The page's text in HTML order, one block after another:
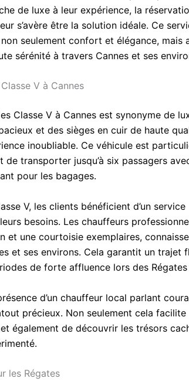
de luxe à leur expérience, la
s’avère être la solution idéale. Ce
seulement confort et élégance, mais
sérénité à travers Cannes et ses
V à Cannes
Classe V à Cannes est synonyme de
et des sièges en cuir de haute
inoubliable. Ce véhicule est
transporter jusqu’à six passagers
pour les bagages.
V, les clients bénéficient d’un service
besoins. Les chauffeurs
et une courtoisie exemplaires,
et ses environs. Cela garantit un trajet
de forte affluence lors des Régates
d’un chauffeur local parlant
précieux. Non seulement cela facilite
également de découvrir les trésors
les Régates